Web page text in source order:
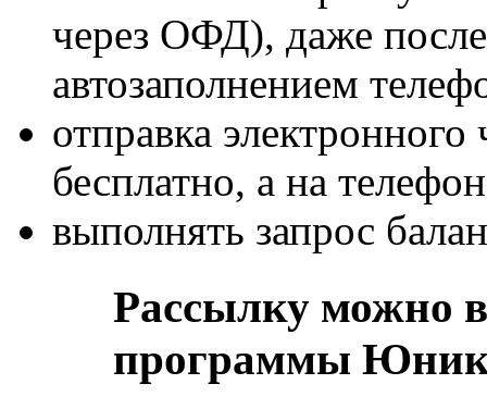
через ОФД), даже
автозаполнением
отправка
бесплатно, а на
выполнять запрос
Рассылку можно
программы